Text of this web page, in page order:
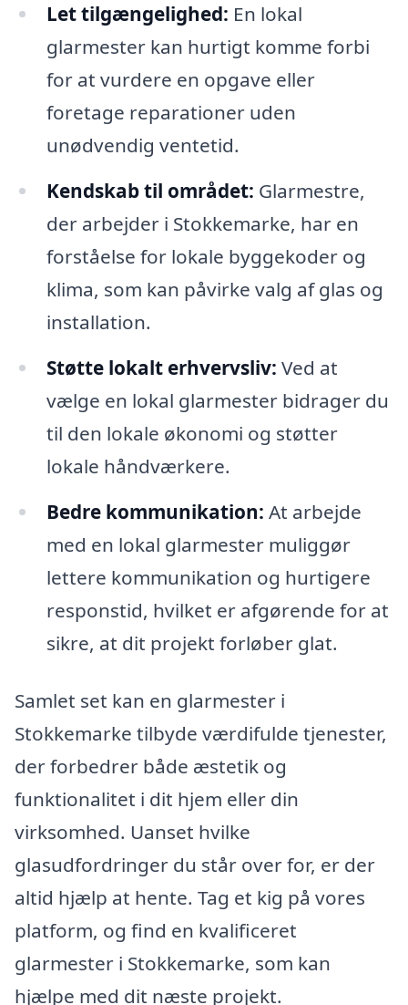
Let tilgængelighed: En lokal
glarmester kan hurtigt komme forbi
for at vurdere en opgave eller
foretage reparationer uden
unødvendig ventetid.
Kendskab til området: Glarmestre,
der arbejder i Stokkemarke, har en
forståelse for lokale byggekoder og
klima, som kan påvirke valg af glas og
installation.
Støtte lokalt erhvervsliv: Ved at
vælge en lokal glarmester bidrager du
til den lokale økonomi og støtter
lokale håndværkere.
Bedre kommunikation: At arbejde
med en lokal glarmester muliggør
lettere kommunikation og hurtigere
responstid, hvilket er afgørende for at
sikre, at dit projekt forløber glat.
Samlet set kan en glarmester i
Stokkemarke tilbyde værdifulde tjenester,
der forbedrer både æstetik og
funktionalitet i dit hjem eller din
virksomhed. Uanset hvilke
glasudfordringer du står over for, er der
altid hjælp at hente. Tag et kig på vores
platform, og find en kvalificeret
glarmester i Stokkemarke, som kan
hjælpe med dit næste projekt.